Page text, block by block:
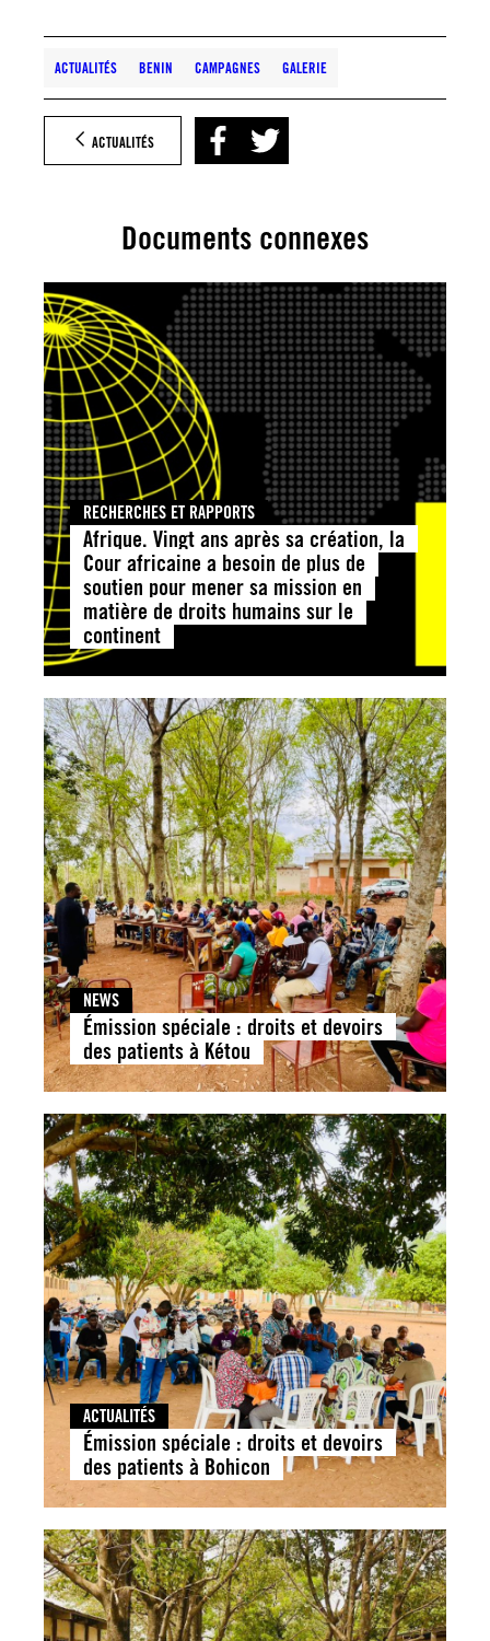
ACTUALITÉS BENIN CAMPAGNES GALERIE
ACTUALITÉS
Documents connexes
RECHERCHES ET RAPPORTS
Afrique. Vingt ans après sa création, la
Cour africaine a besoin de plus de
soutien pour mener sa mission en
matière de droits humains sur le
continent
NEWS
Émission spéciale : droits et devoirs
des patients à Kétou
ACTUALITÉS
Émission spéciale : droits et devoirs
des patients à Bohicon